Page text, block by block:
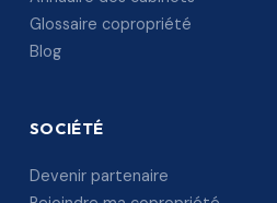
Glossaire copropriété
Blog
SOCIÉTÉ
Devenir partenaire